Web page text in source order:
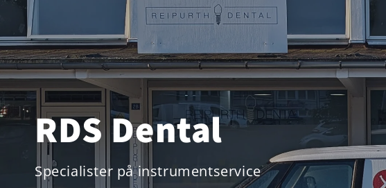
RDS Dental
Specialister på instrumentservice